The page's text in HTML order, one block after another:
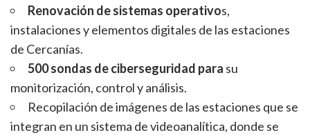
Renovación de sistemas operativos,
instalaciones y elementos digitales de las estaciones
de Cercanías.
500 sondas de ciberseguridad para su
monitorización, control y análisis.
Recopilación de imágenes de las estaciones que se
integran en un sistema de videoanalítica, donde se